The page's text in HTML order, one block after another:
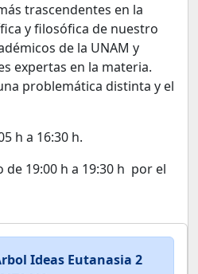
trascendentes en la
y filosófica de nuestro
de la UNAM y
expertas en la materia.
problemática distinta y el
h a 16:30 h.
de 19:00 h a 19:30 h por el
Ideas Eutanasia 2